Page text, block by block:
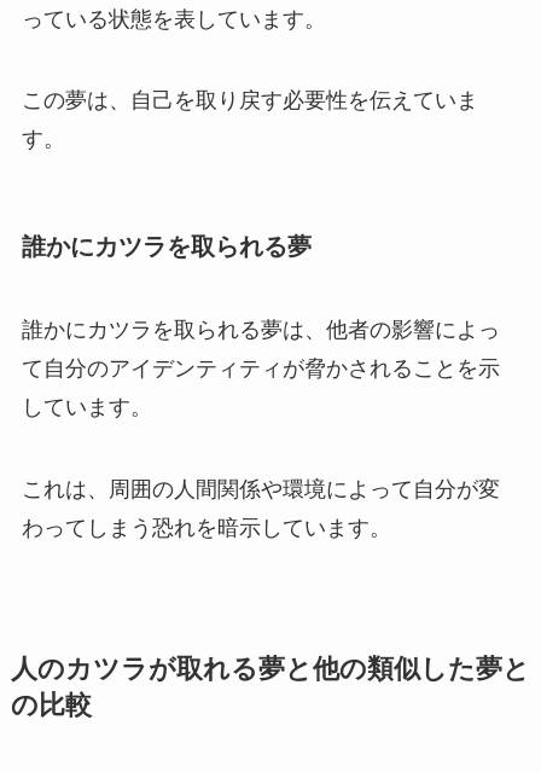
っている状態を表しています。
この夢は、自己を取り戻す必要性を伝えていま
す。
誰かにカツラを取られる夢
誰かにカツラを取られる夢は、他者の影響によっ
て自分のアイデンティティが脅かされることを示
しています。
これは、周囲の人間関係や環境によって自分が変
わってしまう恐れを暗示しています。
人のカツラが取れる夢と他の類似した夢と
の比較